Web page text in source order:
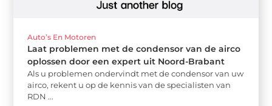
Auto’s En Motoren
Laat problemen met de condensor van de airco
oplossen door een expert uit Noord-Brabant
Als u problemen ondervindt met de condensor van uw
airco, rekent u op de kennis van de specialisten van
RDN ...